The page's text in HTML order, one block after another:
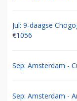
Jul: 9-daagse
€1056
Sep: Amsterdam -
Sep: Amsterdam -